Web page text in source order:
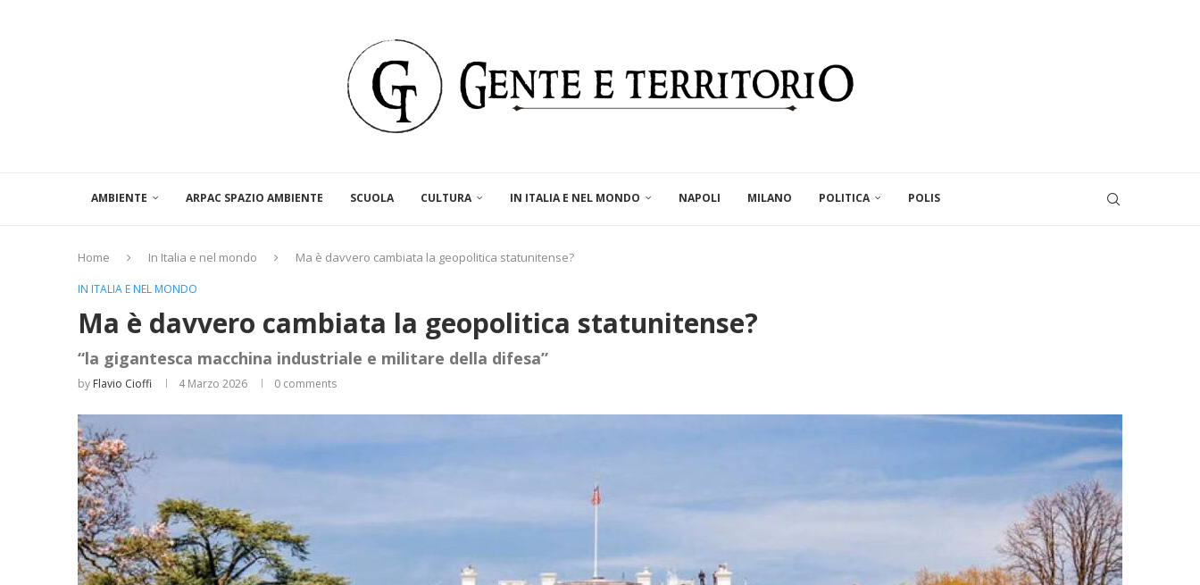
AMBIENTE ARPAC SPAZIO AMBIENTE SCUOLA CULTURA IN ITALIA E NEL MONDO NAPOLI MILANO POLITICA POLIS
Home In Italia e nel mondo Ma è davvero cambiata la geopolitica statunitense?
IN ITALIA E NEL MONDO
Ma è davvero cambiata la geopolitica statunitense?
“la gigantesca macchina industriale e militare della difesa”
by Flavio Cioffi 4 Marzo 2026 0 comments